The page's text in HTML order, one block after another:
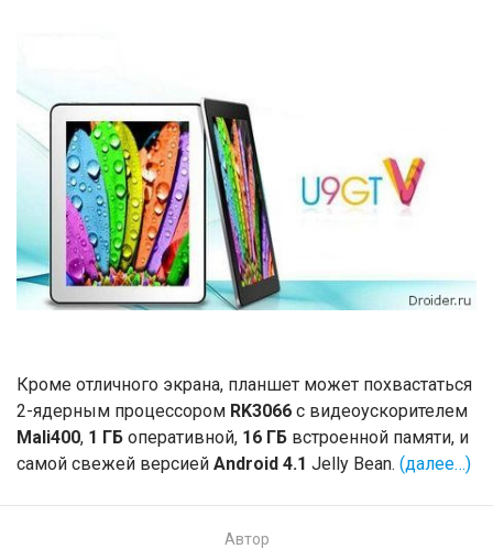
Кроме отличного экрана, планшет может похвастаться
2-ядерным процессором RK3066 с видеоускорителем
Mali400, 1 ГБ оперативной, 16 ГБ встроенной памяти, и
самой свежей версией Android 4.1 Jelly Bean. (далее…)
Автор